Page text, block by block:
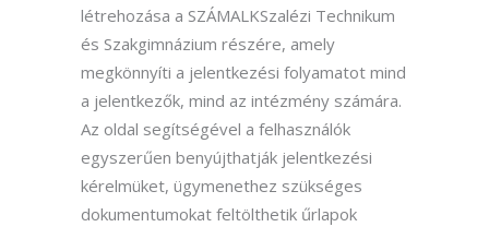
létrehozása a SZÁMALKSzalézi Technikum
és Szakgimnázium részére, amely
megkönnyíti a jelentkezési folyamatot mind
a jelentkezők, mind az intézmény számára.
Az oldal segítségével a felhasználók
egyszerűen benyújthatják jelentkezési
kérelmüket, ügymenethez szükséges
dokumentumokat feltölthetik űrlapok